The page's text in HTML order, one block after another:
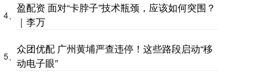
4、
盈配资 面对“卡脖子”技术瓶颈，应该如何突围？
｜李万
5、
众团优配 广州黄埔严查违停！这些路段启动“移
动电子眼”